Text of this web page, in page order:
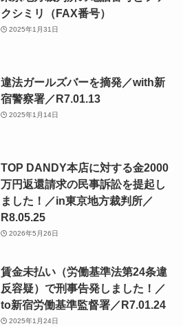
クシミリ（FAX番号）
2025年1月31日
違法ガールズバーを摘発／with新
宿警察署／R7.01.13
2025年1月14日
TOP DANDY本店に対する金2000
万円返還請求の民事訴訟を提起し
ました！／in東京地方裁判所／
R8.05.25
2026年5月26日
賃金未払い（労働基準法第24条違
反容疑）で刑事告発しました！／
to新宿労働基準監督署／R7.01.24
2025年1月24日